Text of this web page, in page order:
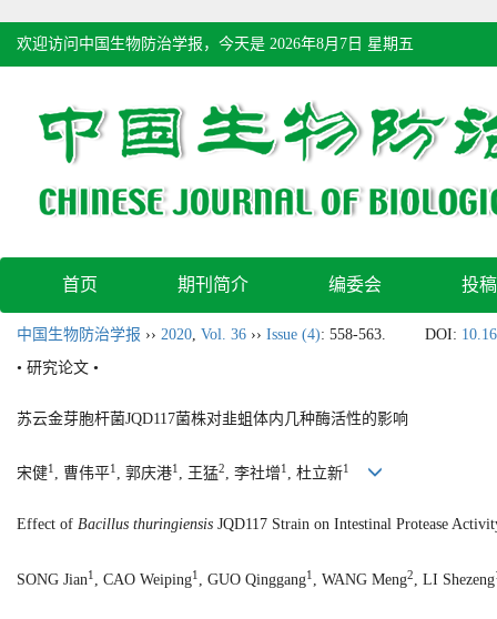
欢迎访问中国生物防治学报，今天是 2026年8月7日 星期五
首页 期刊简介 编委会 投
中国生物防治学报 ›› 2020, Vol. 36 ›› Issue (4): 558-563. DOI:
• 研究论文 •
苏云金芽胞杆菌JQD117菌株对韭蛆体内几种酶活性的影响
宋健1 , 曹伟平1 , 郭庆港1 , 王猛2, 李社增1 , 杜立新1
Effect of Bacillus thuringiensis JQD117 Strain on Intestinal Protease
SONG Jian1 , CAO Weiping1 , GUO Qinggang1 , WANG Meng2 , LI Shezeng